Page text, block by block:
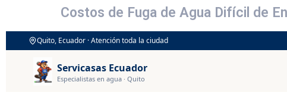
Costos de Fuga de Agua Difícil de